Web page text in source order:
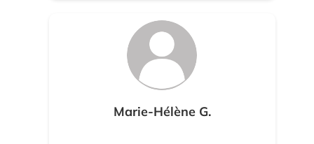
Marie-Hélène G.